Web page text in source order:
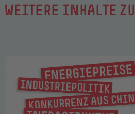
WEITERE INHALTE